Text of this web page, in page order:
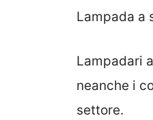
Lampada a
Lampadari
neanche i
settore.